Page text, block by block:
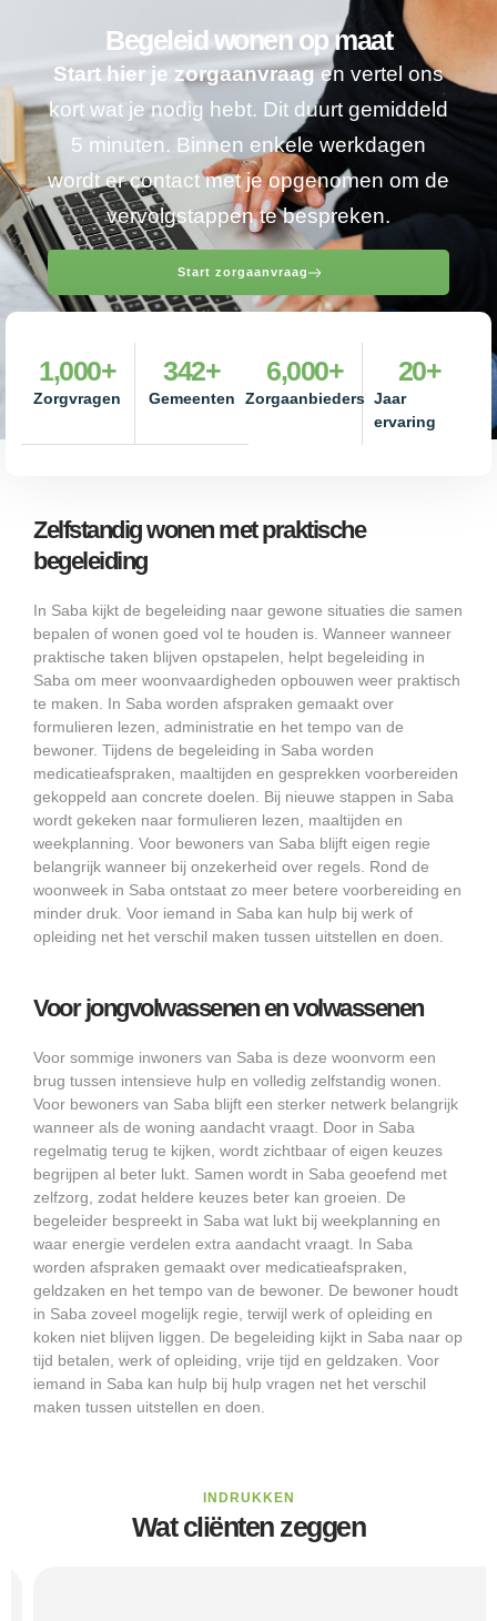
Begeleid wonen op maat
Start hier je zorgaanvraagen vertel ons
kort wat je nodig hebt. Dit duurt gemiddeld
5 minuten. Binnen enkele werkdagen
wordt er contact met je opgenomen om de
vervolgstappen te bespreken.
Start zorgaanvraag
Zorgvragen
1,000+
Gemeenten
342+
Zorgaanbieders
6,000+
Jaar
ervaring
20+
Zelfstandig wonen met praktische
begeleiding
In Saba kijkt de begeleiding naar gewone situaties die samen
bepalen of wonen goed vol te houden is. Wanneer wanneer
praktische taken blijven opstapelen, helpt begeleiding in
Saba om meer woonvaardigheden opbouwen weer praktisch
te maken. In Saba worden afspraken gemaakt over
formulieren lezen, administratie en het tempo van de
bewoner. Tijdens de begeleiding in Saba worden
medicatieafspraken, maaltijden en gesprekken voorbereiden
gekoppeld aan concrete doelen. Bij nieuwe stappen in Saba
wordt gekeken naar formulieren lezen, maaltijden en
weekplanning. Voor bewoners van Saba blijft eigen regie
belangrijk wanneer bij onzekerheid over regels. Rond de
woonweek in Saba ontstaat zo meer betere voorbereiding en
minder druk. Voor iemand in Saba kan hulp bij werk of
opleiding net het verschil maken tussen uitstellen en doen.
Voor jongvolwassenen en volwassenen
Voor sommige inwoners van Saba is deze woonvorm een
brug tussen intensieve hulp en volledig zelfstandig wonen.
Voor bewoners van Saba blijft een sterker netwerk belangrijk
wanneer als de woning aandacht vraagt. Door in Saba
regelmatig terug te kijken, wordt zichtbaar of eigen keuzes
begrijpen al beter lukt. Samen wordt in Saba geoefend met
zelfzorg, zodat heldere keuzes beter kan groeien. De
begeleider bespreekt in Saba wat lukt bij weekplanning en
waar energie verdelen extra aandacht vraagt. In Saba
worden afspraken gemaakt over medicatieafspraken,
geldzaken en het tempo van de bewoner. De bewoner houdt
in Saba zoveel mogelijk regie, terwijl werk of opleiding en
koken niet blijven liggen. De begeleiding kijkt in Saba naar op
tijd betalen, werk of opleiding, vrije tijd en geldzaken. Voor
iemand in Saba kan hulp bij hulp vragen net het verschil
maken tussen uitstellen en doen.
INDRUKKEN
Wat cliënten zeggen